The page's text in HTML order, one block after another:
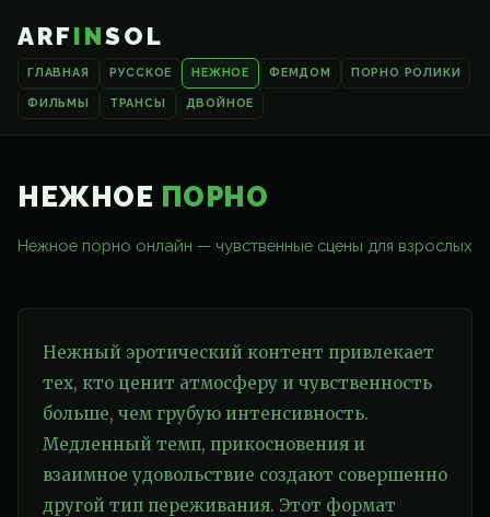
ARFINSOL
ГЛАВНАЯ РУССКОЕ НЕЖНОЕ ФЕМДОМ ПОРНО РОЛИКИ
ФИЛЬМЫ ТРАНСЫ ДВОЙНОЕ
НЕЖНОЕ ПОРНО
Нежное порно онлайн — чувственные сцены для взрослых
Нежный эротический контент привлекает
тех, кто ценит атмосферу и чувственность
больше, чем грубую интенсивность.
Медленный темп, прикосновения и
взаимное удовольствие создают совершенно
другой тип переживания. Этот формат